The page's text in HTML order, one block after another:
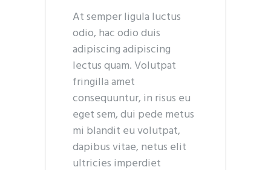
At semper ligula luctus
odio, hac odio duis
adipiscing adipiscing
lectus quam. Volutpat
fringilla amet
consequuntur, in risus eu
eget sem, dui pede metus
mi blandit eu volutpat,
dapibus vitae, netus elit
ultricies imperdiet